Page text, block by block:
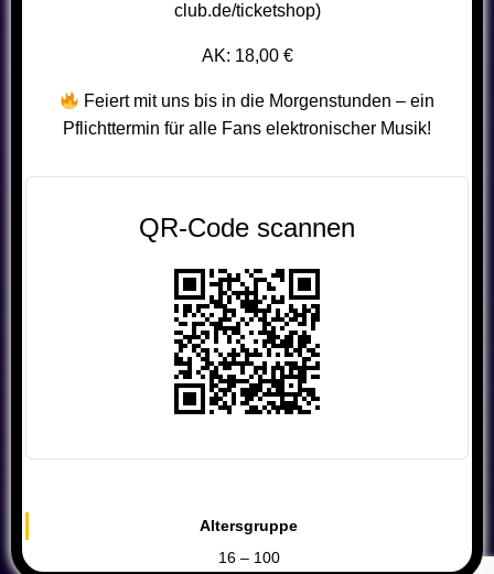
club.de/ticketshop)
AK: 18,00 €
Feiert mit uns bis in die Morgenstunden – ein
Pflichttermin für alle Fans elektronischer Musik!
QR-Code scannen
Altersgruppe
16 – 100